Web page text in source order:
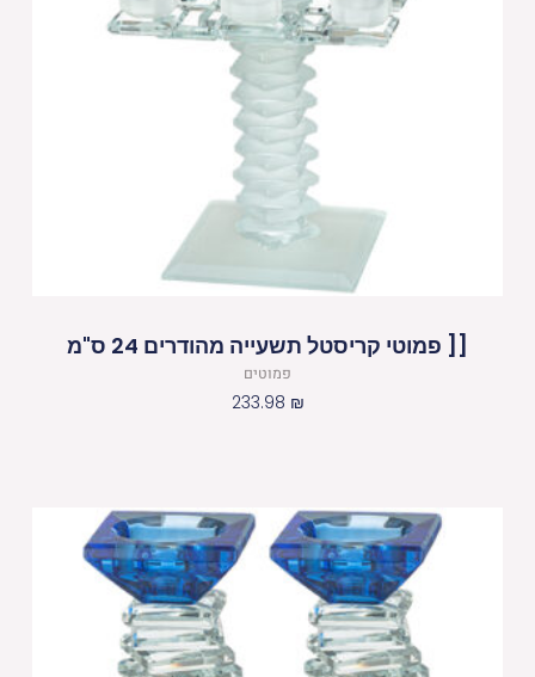
[[ פמוטי קריסטל תשעייה מהודרים 24 ס"מ
פמוטים
233.98 ₪